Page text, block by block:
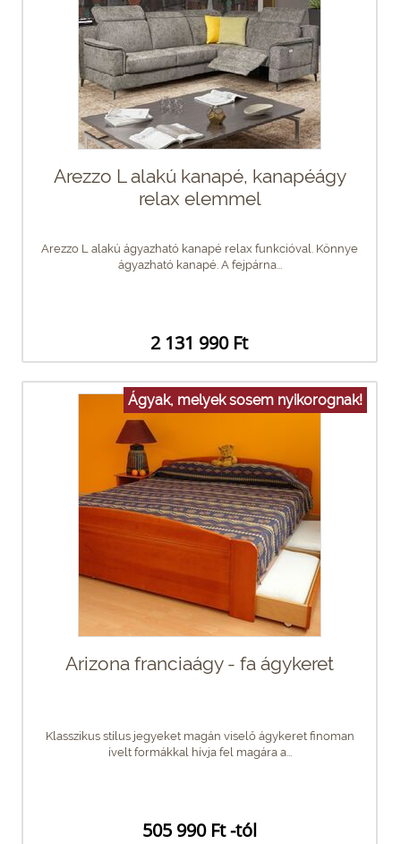
Arezzo L alakú kanapé, kanapéágy
relax elemmel
Arezzo L alakú ágyazható kanapé relax funkcióval. Könnye
ágyazható kanapé. A fejpárna...
2 131 990 Ft
Ágyak, melyek sosem nyikorognak!
Arizona franciaágy - fa ágykeret
Klasszikus stílus jegyeket magán viselő ágykeret finoman
ívelt formákkal hívja fel magára a...
505 990 Ft -tól